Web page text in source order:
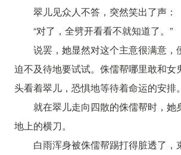
翠儿见众人不答，突然笑出了声：
“对了，全劈开看看不就知道了。”
说罢，她显然对这个主意很满意，
迫不及待地要试试。侏儒帮哪里敢和女
头看着翠儿，恐惧地等待着命运的安排。
就在翠儿走向四散的侏儒帮时，她
地上的横刀。
白雨浑身被侏儒帮踢打得脏透了，